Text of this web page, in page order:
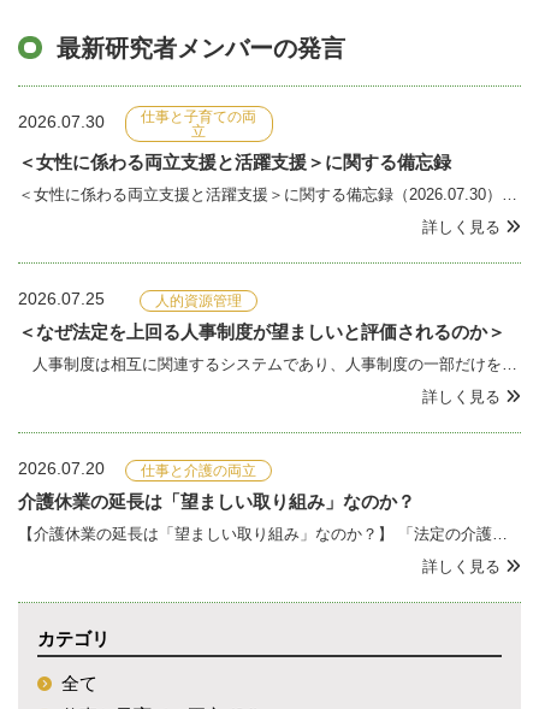
最新研究者メンバーの発言
2026.07.30
仕事と子育ての両
立
＜女性に係わる両立支援と活躍支援＞に関する備忘録
詳しく見る
2026.07.25 人的資源管理
＜なぜ法定を上回る人事制度が望ましいと評価されるのか＞
詳しく見る
2026.07.20 仕事と介護の両立
介護休業の延長は「望ましい取り組み」なのか？
詳しく見る
カテゴリ
全て